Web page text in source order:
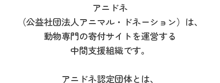
アニドネ
（公益社団法人アニマル・ドネーション）は、
動物専門の寄付サイトを運営する
中間支援組織です。
アニドネ認定団体とは、